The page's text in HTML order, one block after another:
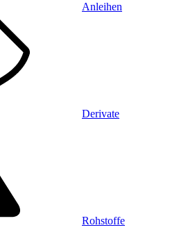
Anleihen
Derivate
Rohstoffe